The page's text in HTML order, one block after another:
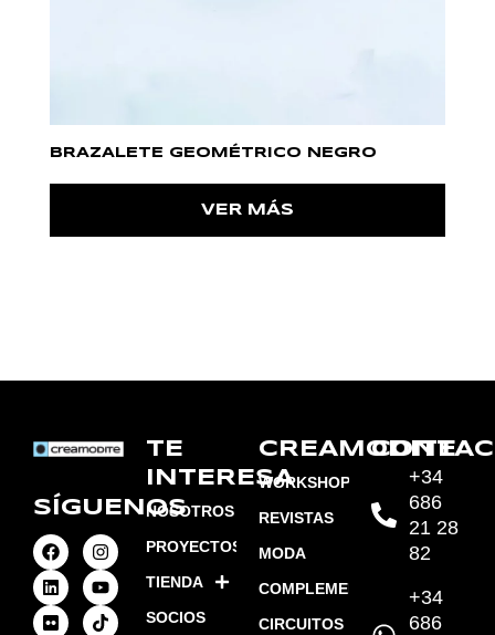
BRAZALETE GEOMÉTRICO NEGRO
VER MÁS
SÍGUENOS
TE
INTERESA
NOSOTROS
PROYECTOS
TIENDA
SOCIOS
CREAMODITE
WORKSHOPS
REVISTAS
MODA
COMPLEMENTOS
CIRCUITOS
+34
686
21 28
82
+34
686